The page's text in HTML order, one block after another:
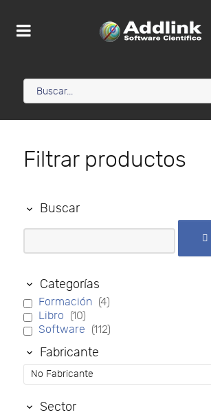
Filtrar productos
Buscar
Categorías
Formación (4)
Libro (10)
Software (112)
Fabricante
Sector